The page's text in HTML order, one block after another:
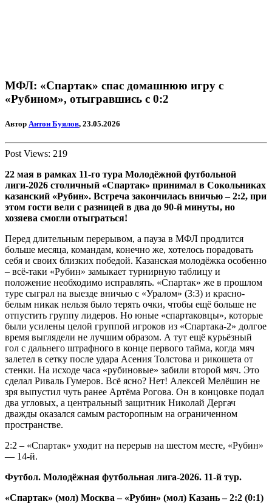
МФЛ: «Спартак» спас домашнюю игру с
«Рубином», отыгравшись с 0:2
Автор Антон Буялов, 23.05.2026
Post Views: 219
22 мая в рамках 11-го тура Молодёжной футбольной
лиги-2026 столичный «Спартак» принимал в Сокольниках
казанский «Рубин». Встреча закончилась вничью – 2:2, при
этом гости вели с разницей в два до 90-й минуты, но
хозяева смогли отыграться!
Перед длительным перерывом, а пауза в МФЛ продлится
больше месяца, командам, конечно же, хотелось порадовать
себя и своих близких победой. Казанская молодёжка особенно
– всё-таки «Рубин» замыкает турнирную таблицу и
положение необходимо исправлять. «Спартак» же в прошлом
туре сыграл на выезде вничью с «Уралом» (3:3) и красно-
белым никак нельзя было терять очки, чтобы ещё больше не
отпустить группу лидеров. Но юные «спартаковцы», которые
были усилены целой группой игроков из «Спартака-2» долгое
время выглядели не лучшим образом. А тут ещё курьёзный
гол с дальнего штрафного в конце первого тайма, когда мяч
залетел в сетку после удара Асения Толстова и рикошета от
стенки. На исходе часа «рубиновые» забили второй мяч. Это
сделал Риваль Гумеров. Всё ясно? Нет! Алексей Мелёшин не
зря выпустил чуть ранее Артёма Рогова. Он в концовке подал
два угловых, а центральный защитник Николай Дергач
дважды оказался самым расторопным на ограниченном
пространстве.
2:2 – «Спартак» уходит на перерыв на шестом месте, «Рубин»
— 14-й.
Футбол. Молодёжная футбольная лига-2026. 11-й тур.
«Спартак» (мол) Москва – «Рубин» (мол) Казань – 2:2 (0:1)